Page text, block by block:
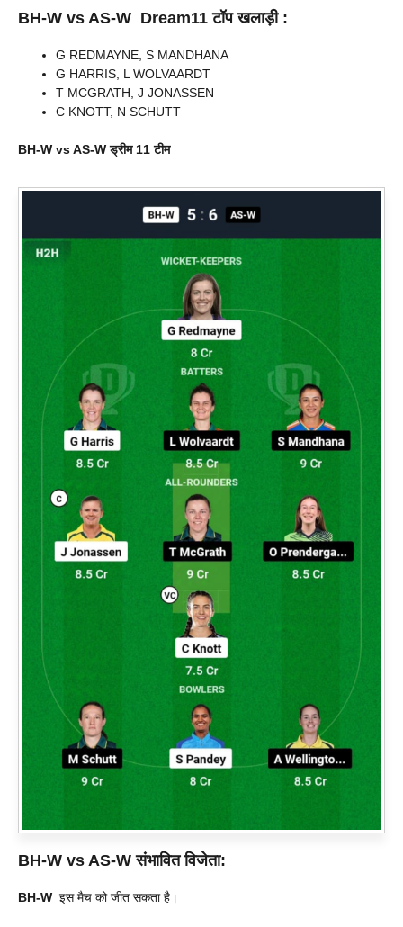
BH-W vs AS-W Dream11 टॉप खलाड़ी :
G REDMAYNE, S MANDHANA
G HARRIS, L WOLVAARDT
T MCGRATH, J JONASSEN
C KNOTT, N SCHUTT
BH-W vs AS-Wड्रीम 11 टीम
BH-W vs AS-Wसंभावित विजेता:
BH-W इस मैच को जीत सकता है।